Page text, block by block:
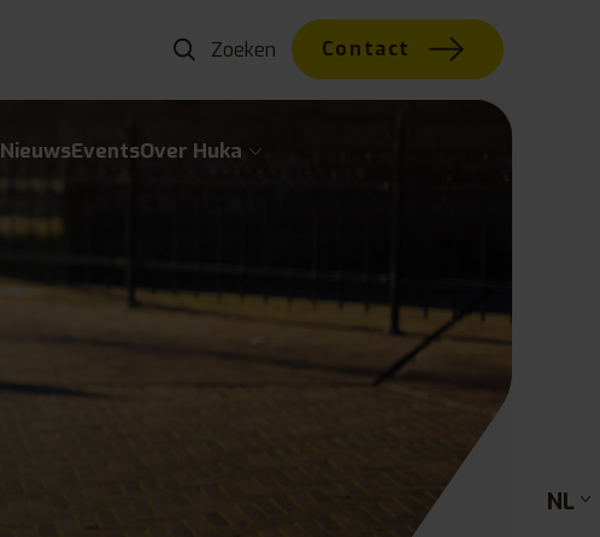
Contact
NieuwsEventsOver Huka
NL